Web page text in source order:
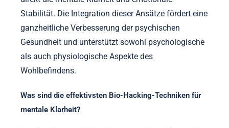
Stabilität. Die Integration dieser Ansätze fördert eine
ganzheitliche Verbesserung der psychischen
Gesundheit und unterstützt sowohl psychologische
als auch physiologische Aspekte des
Wohlbefindens.
Was sind die effektivsten Bio-Hacking-Techniken für
mentale Klarheit?